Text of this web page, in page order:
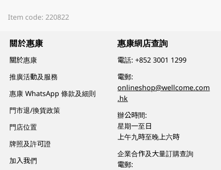
Item code: 220822
關於惠康
關於惠康
推廣活動及服務
惠康 WhatsApp 條款及細則
門市退/換貨政策
門店位置
牌照及許可證
加入我們
惠康網店查詢
電話:+852 3001 1299
電郵:
onlineshop@wellcome.com
.hk
辦公時間:
星期一至日
上午九時至晚上六時
企業合作及大量訂購查詢
電郵: